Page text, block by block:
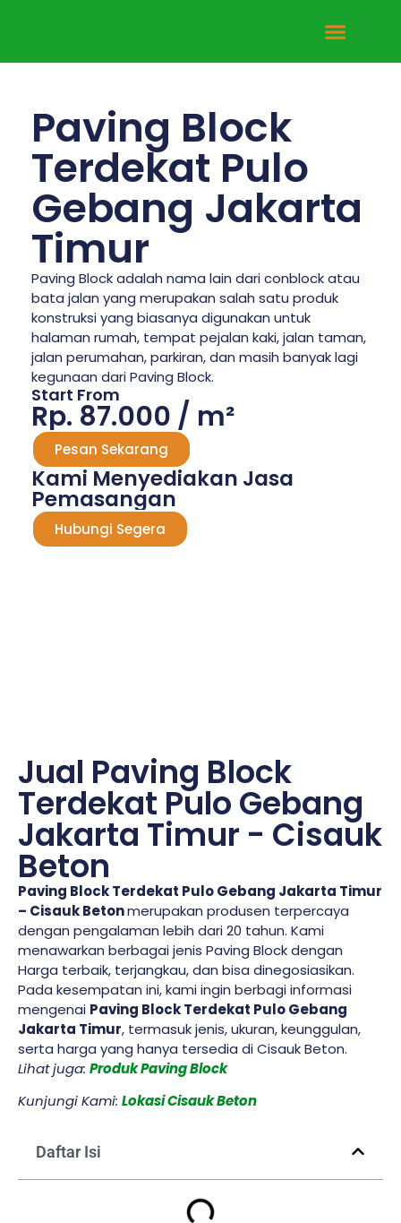
Paving Block
Terdekat Pulo
Gebang Jakarta
Timur
Paving Block adalah nama lain dari conblock atau
bata jalan yang merupakan salah satu produk
konstruksi yang biasanya digunakan untuk
halaman rumah, tempat pejalan kaki, jalan taman,
jalan perumahan, parkiran, dan masih banyak lagi
kegunaan dari Paving Block.
Start From
Rp. 87.000 / m²
Pesan Sekarang
Kami Menyediakan Jasa
Pemasangan
Hubungi Segera
Jual Paving Block
Terdekat Pulo Gebang
Jakarta Timur - Cisauk
Beton
Paving Block Terdekat Pulo Gebang Jakarta Timur
– Cisauk Betonmerupakan produsen terpercaya
dengan pengalaman lebih dari 20 tahun. Kami
menawarkan berbagai jenis Paving Block dengan
Harga terbaik, terjangkau, dan bisa dinegosiasikan.
Pada kesempatan ini, kami ingin berbagi informasi
mengenai Paving Block Terdekat Pulo Gebang
Jakarta Timur, termasuk jenis, ukuran, keunggulan,
serta harga yang hanya tersedia di Cisauk Beton.
Lihat juga: Produk Paving Block
Kunjungi Kami: Lokasi Cisauk Beton
Daftar Isi